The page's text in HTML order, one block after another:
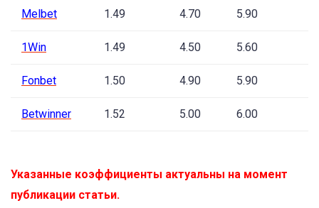
Melbet 1.49 4.70 5.90
1Win 1.49 4.50 5.60
Fonbet 1.50 4.90 5.90
Betwinner 1.52 5.00 6.00
Указанные коэффициенты актуальны на момент
публикации статьи.